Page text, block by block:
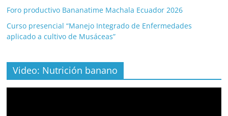
Foro productivo Bananatime Machala Ecuador 2026
Curso presencial “Manejo Integrado de Enfermedades
aplicado a cultivo de Musáceas”
Video: Nutrición banano